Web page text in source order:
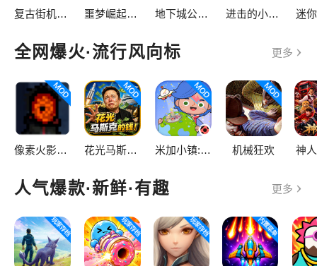
复古街机大亨 噩梦崛起：生存 地下城公会终极版（steam移植） 进击的小兵（内置菜单）
全网爆火·流行风向标 更多
像素火影次世代 花光马斯克的钱 米加小镇:世界 机械狂欢 神
人气爆款·新鲜·有趣 更多